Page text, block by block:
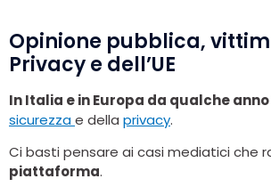
Opinione pubblica,
Privacy e dell’UE
In Italia e in Europa da qualche
sicurezzae della privacy.
Ci basti pensare ai casi mediatici che
piattaforma.